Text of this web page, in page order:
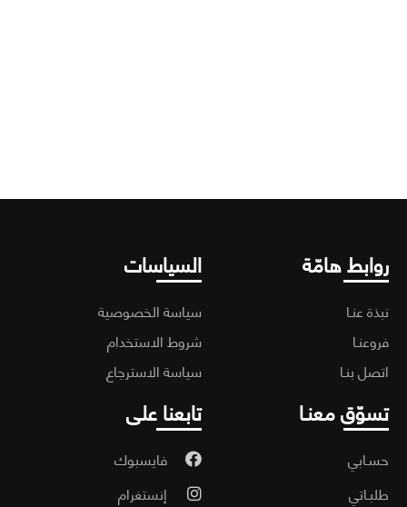
هامّة
عنـا
بنـا
السياسات
سياسة الخصوصية
شروط الاستخدام
سياسة الاسترجاع
معنـا تابعنا على
فايسبوك
إنستغرام